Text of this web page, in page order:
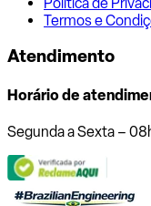
Termos e
Atendimento
Horário de
Segunda a Sexta –